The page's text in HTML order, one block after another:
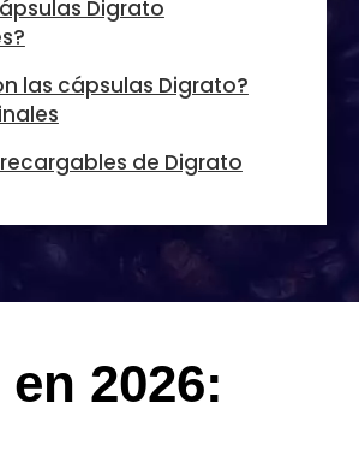
Digrato
las cápsulas Digrato?
de Digrato
2026: